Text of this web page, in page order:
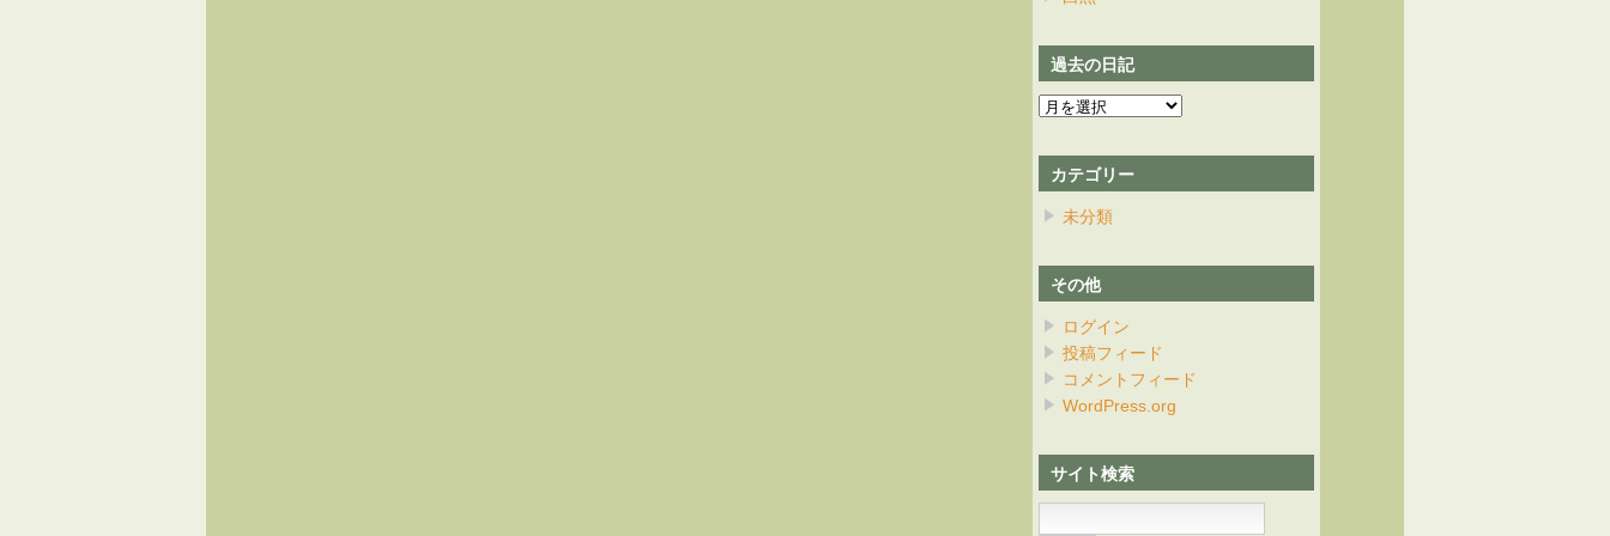
過去の日記
過
の
日
記
カテゴリー
未分類
その他
ログイン
投稿フィード
コメントフィード
WordPress.org
サイト検索